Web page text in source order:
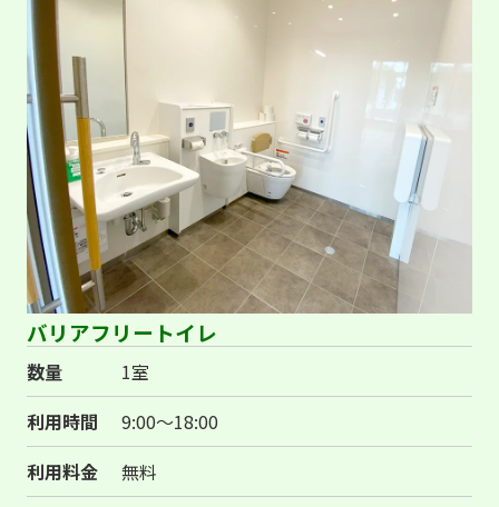
バリアフリートイレ
数量
1室
利用時間
9:00～18:00
利用料金
無料